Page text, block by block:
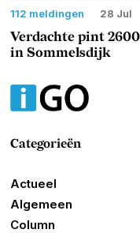
112 meldingen 28 Jul
Verdachte pint
in Sommelsdijk
Categorieën
Actueel
Algemeen
Column